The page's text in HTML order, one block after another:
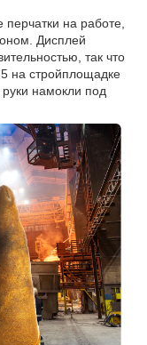
перчатки на работе,
Дисплей
так что
на стройплощадке
намокли под